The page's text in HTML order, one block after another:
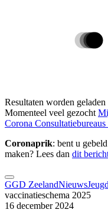
Resultaten worden geladen
Momenteel veel gezocht
Corona Consultatiebureaus
Coronaprik: bent u
maken? Lees dan dit
GGD ZeelandNieuws
vaccinatieschema 2025
16 december 2024